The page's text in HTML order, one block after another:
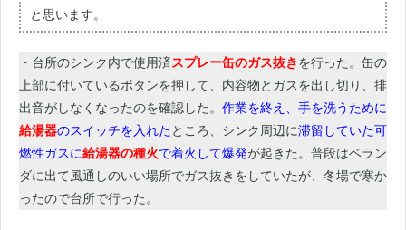
と思います。
・台所のシンク内で使用済スプレー缶のガス抜きを行った。缶の
上部に付いているボタンを押して、内容物とガスを出し切り、排
出音がしなくなったのを確認した。 作業を終え、手を洗うために
給湯器のスイッチを入れたところ、シンク周辺に滞留していた可
燃性ガスに給湯器の種火で着火して爆発が起きた。普段はベラン
ダに出て風通しのいい場所でガス抜きをしていたが、冬場で寒か
ったので台所で行った。